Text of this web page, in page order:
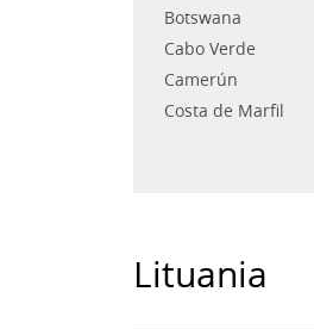
Botswana
Cabo Verde
Camerún
Costa de Marfil
Lituania